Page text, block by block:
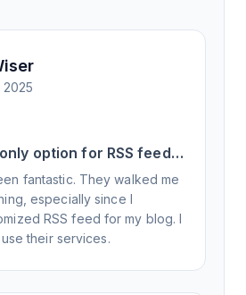
option for RSS feed
fantastic. They walked me
especially since I
RSS feed for my blog. I
their services.